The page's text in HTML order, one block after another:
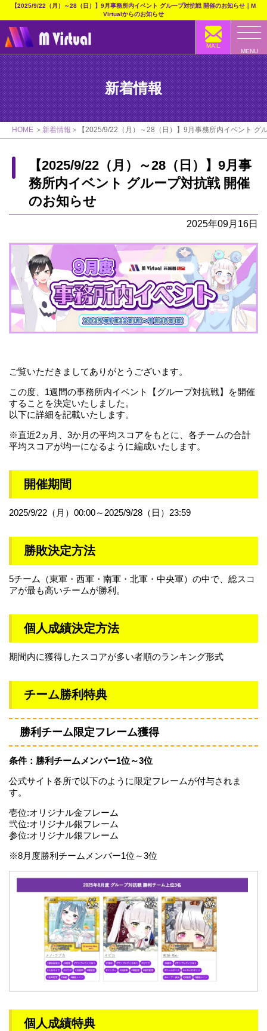
【2025/9/22（月）～28（日）】9月事務所内イベント グループ対抗戦 開催のお知らせ｜M
Virtualからのお知らせ
MENU
MAIL
新着情報
HOME 新着情報 【2025/9/22（月）～28（日）】9月事務所内イベント グ
【2025/9/22（月）～28（日）】9月事
務所内イベント グループ対抗戦 開催
のお知らせ
2025年09月16日
ご覧いただきましてありがとうございます。
この度、1週間の事務所内イベント【グループ対抗戦】を開催
することを決定いたしました。
以下に詳細を記載いたします。
※直近2ヵ月、3か月の平均スコアをもとに、各チームの合計
平均スコアが均一になるように編成いたします。
開催期間
2025/9/22（月）00:00～2025/9/28（日）23:59
勝敗決定方法
5チーム（東軍・西軍・南軍・北軍・中央軍）の中で、総スコ
アが最も高いチームが勝利。
個人成績決定方法
期間内に獲得したスコアが多い者順のランキング形式
チーム勝利特典
勝利チーム限定フレーム獲得
条件：勝利チームメンバー1位～3位
公式サイト各所で以下のように限定フレームが付与されま
す。
壱位:オリジナル金フレーム
弐位:オリジナル銀フレーム
参位:オリジナル銀フレーム
※8月度勝利チームメンバー1位～3位
個人成績特典